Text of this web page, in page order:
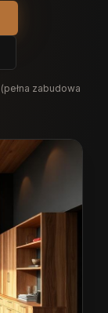
zabudowa